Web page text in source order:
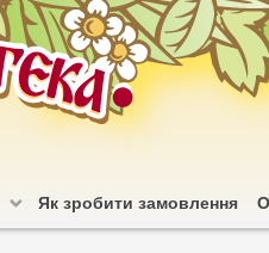
Як зробити замовлення